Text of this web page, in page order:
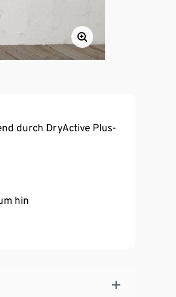
durch DryActive Plus-
hin
Bewegungsfreiheit